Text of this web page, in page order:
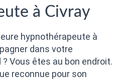
à Civray
hypnothérapeute à
dans votre
Vous êtes au bon endroit.
reconnue pour son